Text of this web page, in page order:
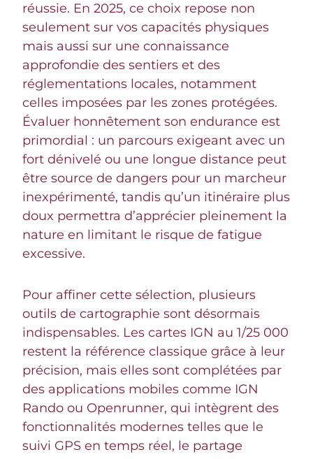
réussie. En 2025, ce choix repose non
seulement sur vos capacités physiques
mais aussi sur une connaissance
approfondie des sentiers et des
réglementations locales, notamment
celles imposées par les zones protégées.
Évaluer honnêtement son endurance est
primordial : un parcours exigeant avec un
fort dénivelé ou une longue distance peut
être source de dangers pour un marcheur
inexpérimenté, tandis qu’un itinéraire plus
doux permettra d’apprécier pleinement la
nature en limitant le risque de fatigue
excessive.
Pour affiner cette sélection, plusieurs
outils de cartographie sont désormais
indispensables. Les cartes IGN au 1/25 000
restent la référence classique grâce à leur
précision, mais elles sont complétées par
des applications mobiles comme IGN
Rando ou Openrunner, qui intègrent des
fonctionnalités modernes telles que le
suivi GPS en temps réel, le partage